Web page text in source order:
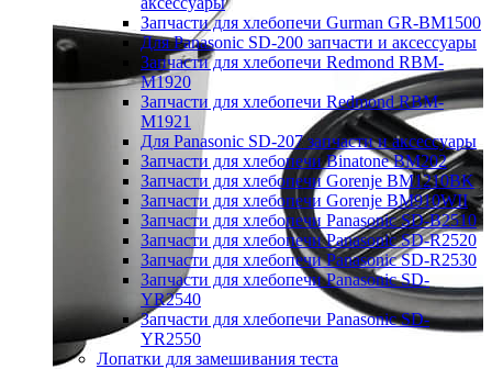
Запчасти для хлебопечи Gurman GR-BM1500
Для Panasonic SD-200 запчасти и аксессуары
Запчасти для хлебопечи Redmond RBM-
M1920
Запчасти для хлебопечи Redmond RBM-
M1921
Для Panasonic SD-207 запчасти и аксессуары
Запчасти для хлебопечи Binatone BM202
Запчасти для хлебопечи Gorenje BM1210BK
Запчасти для хлебопечи Gorenje BM910WII
Запчасти для хлебопечи Panasonic SD-B2510
Запчасти для хлебопечи Panasonic SD-R2520
Запчасти для хлебопечи Panasonic SD-R2530
Запчасти для хлебопечи Panasonic SD-
YR2540
Запчасти для хлебопечи Panasonic SD-
YR2550
Лопатки для замешивания теста